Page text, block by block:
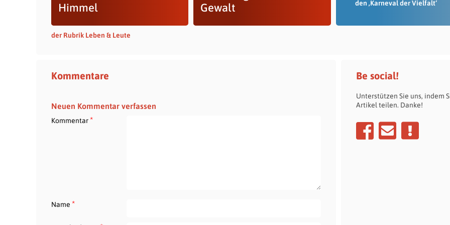
Himmel
Gewalt
den ‚Karneval der Vielfalt‘
der Rubrik Leben & Leute
Kommentare
Neuen Kommentar verfassen
Kommentar*
Name *
Be social!
Unterstützen Sie uns, indem
Artikel teilen. Danke!